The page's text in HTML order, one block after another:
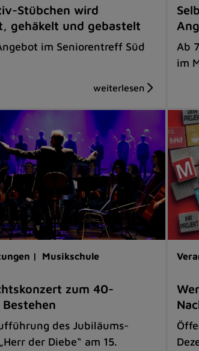
Stübchen wird
gehäkelt und gebastelt
im Seniorentreff Süd
Ab
im
| Musikschule
zum 40-
des Jubiläums-
der Diebe“ am 15.